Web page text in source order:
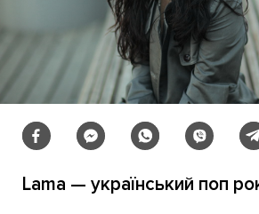
Lama — український поп